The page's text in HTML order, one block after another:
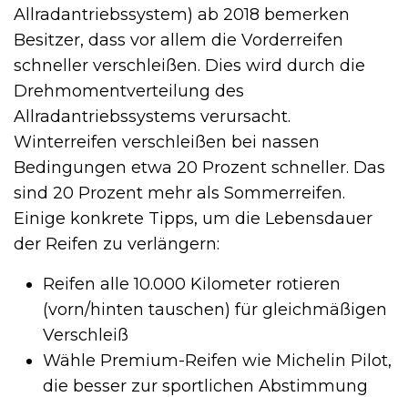
Allradantriebssystem) ab 2018 bemerken
Besitzer, dass vor allem die Vorderreifen
schneller verschleißen. Dies wird durch die
Drehmomentverteilung des
Allradantriebssystems verursacht.
Winterreifen verschleißen bei nassen
Bedingungen etwa 20 Prozent schneller. Das
sind 20 Prozent mehr als Sommerreifen.
Einige konkrete Tipps, um die Lebensdauer
der Reifen zu verlängern:
Reifen alle 10.000 Kilometer rotieren
(vorn/hinten tauschen) für gleichmäßigen
Verschleiß
Wähle Premium-Reifen wie Michelin Pilot,
die besser zur sportlichen Abstimmung